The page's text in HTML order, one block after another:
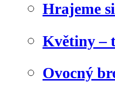
Hrajeme
Květiny –
Ovocný